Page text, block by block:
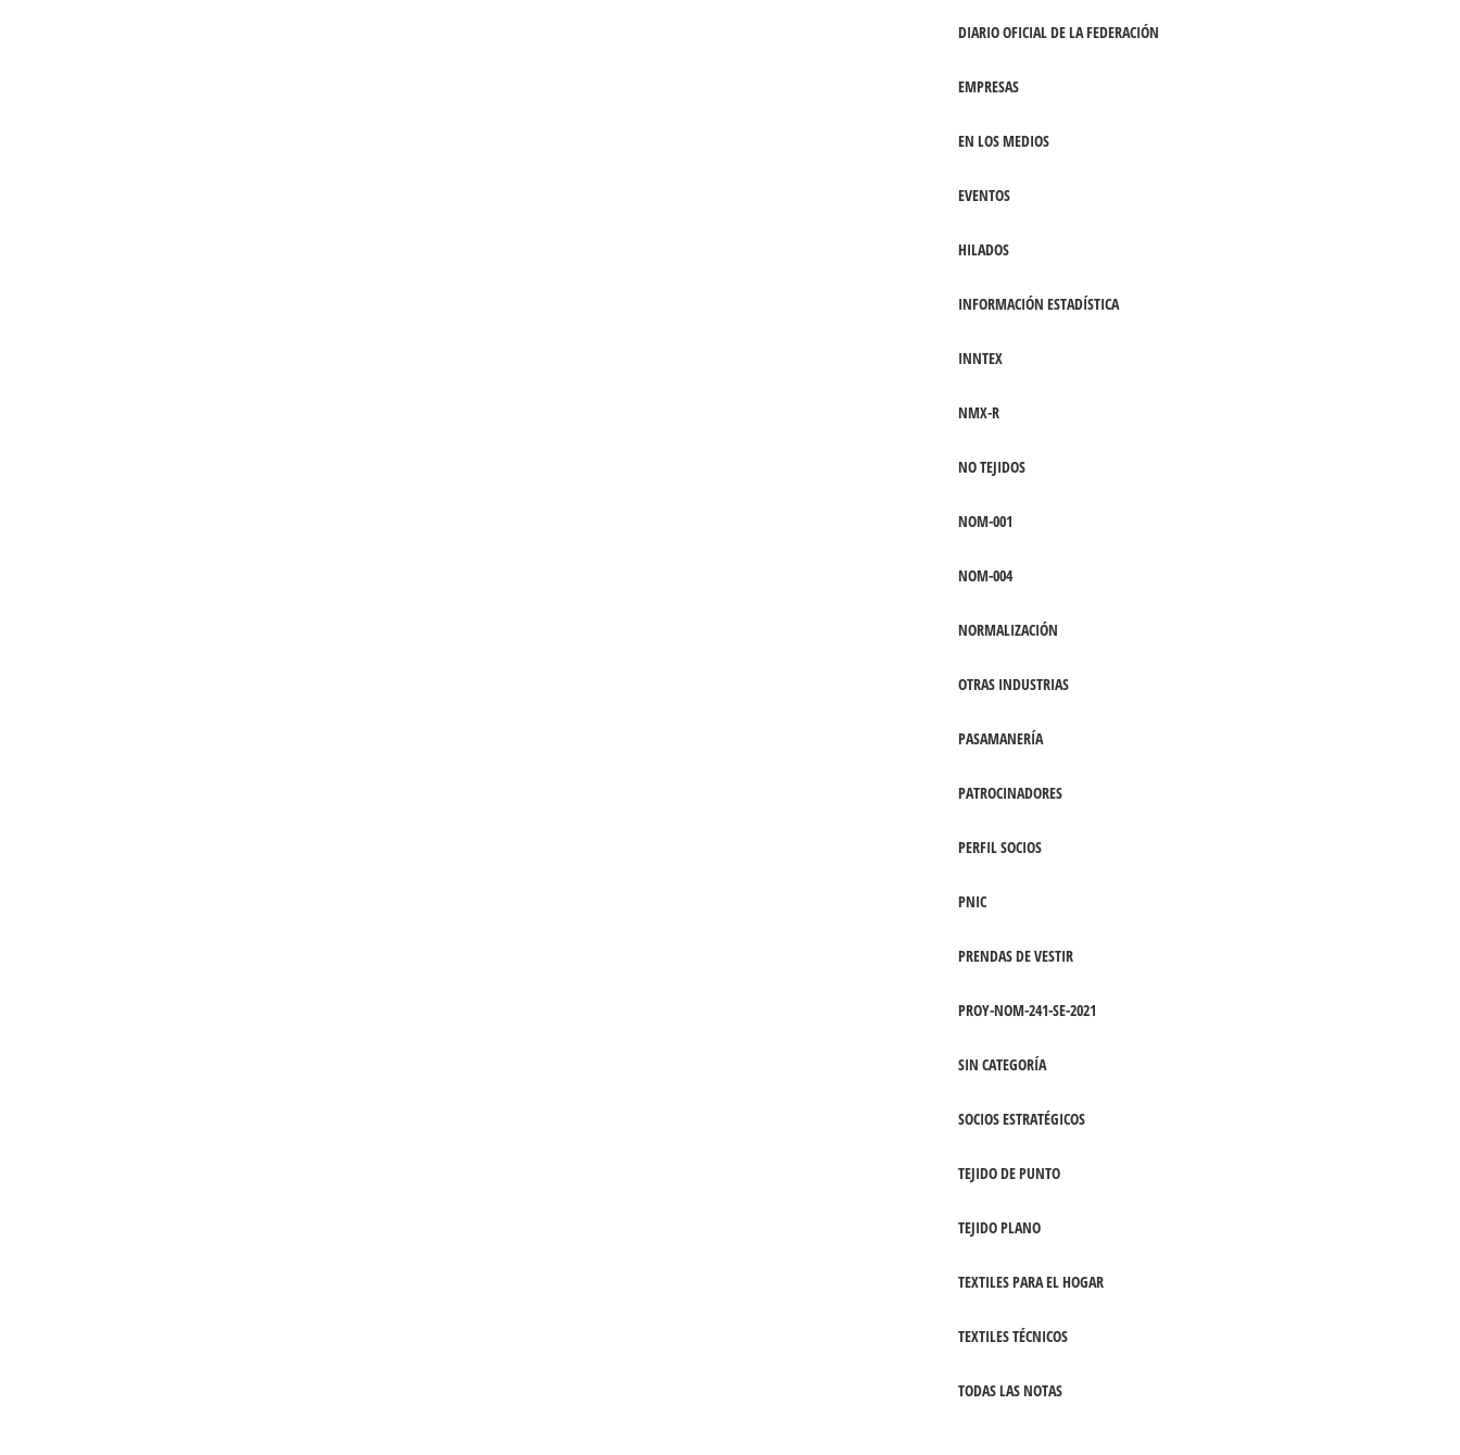
DIARIO OFICIAL DE LA FEDERACIÓN
EMPRESAS
EN LOS MEDIOS
EVENTOS
HILADOS
INFORMACIÓN ESTADÍSTICA
INNTEX
NMX-R
NO TEJIDOS
NOM-001
NOM-004
NORMALIZACIÓN
OTRAS INDUSTRIAS
PASAMANERÍA
PATROCINADORES
PERFIL SOCIOS
PNIC
PRENDAS DE VESTIR
PROY-NOM-241-SE-2021
SIN CATEGORÍA
SOCIOS ESTRATÉGICOS
TEJIDO DE PUNTO
TEJIDO PLANO
TEXTILES PARA EL HOGAR
TEXTILES TÉCNICOS
TODAS LAS NOTAS